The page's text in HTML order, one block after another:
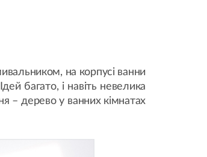
на корпусі ванни
багато, і навіть невелика
– дерево у ванних кімнатах